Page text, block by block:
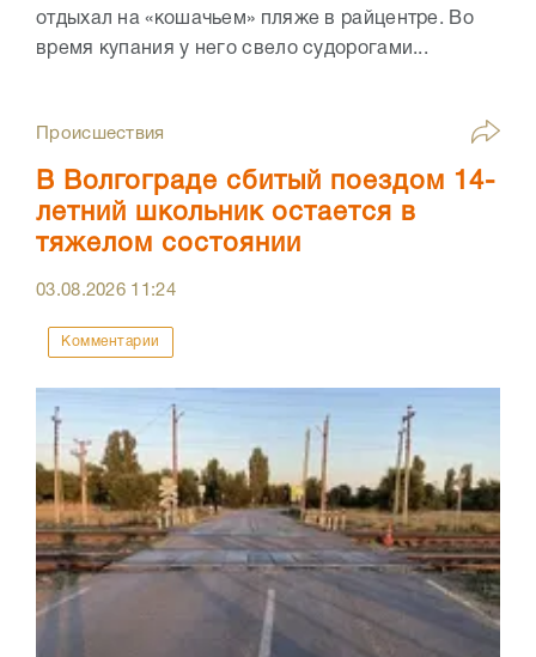
отдыхал на «кошачьем» пляже в райцентре. Во
время купания у него свело судорогами...
Происшествия
В Волгограде сбитый поездом 14-
летний школьник остается в
тяжелом состоянии
03.08.2026 11:24
Комментарии